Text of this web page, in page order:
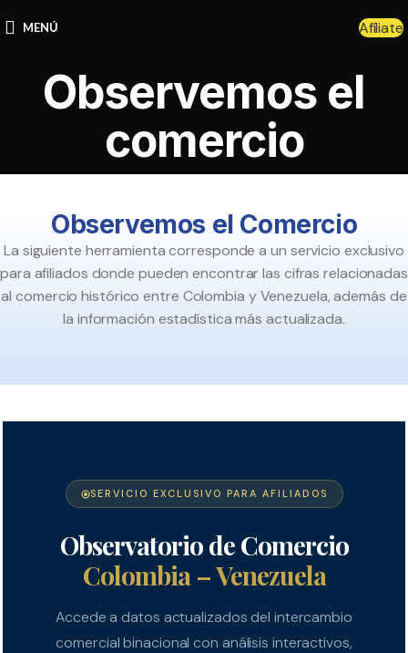
MENÚ Afíliate
Observemos el
comercio
Observemos el Comercio
La siguiente herramienta corresponde a un servicio exclusivo
para afiliados donde pueden encontrar las cifras relacionadas
al comercio histórico entre Colombia y Venezuela, además de
la información estadística más actualizada.
SERVICIO EXCLUSIVO PARA AFILIADOS
Observatorio de Comercio
Colombia – Venezuela
Accede a datos actualizados del intercambio
comercial binacional con análisis interactivos,